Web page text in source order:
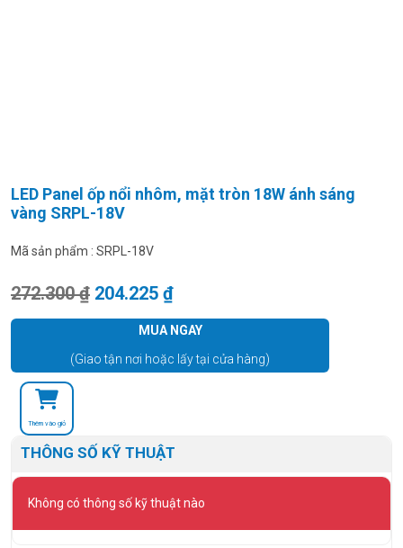
LED Panel ốp nổi nhôm, mặt tròn 18W ánh sáng
vàng SRPL-18V
Mã sản phẩm : SRPL-18V
272.300₫ Giá gốc là: 272.300 ₫.
204.225 ₫Giá hiện tại là: 204.225 ₫.
MUA NGAY
(Giao tận nơi hoặc lấy tại cửa hàng)
Thêm vào giỏ
THÔNG SỐ KỸ THUẬT
Không có thông số kỹ thuật nào